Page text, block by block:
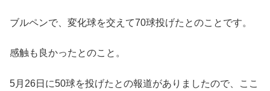
ブルペンで、変化球を交えて70球投げたとのことです。
感触も良かったとのこと。
5月26日に50球を投げたとの報道がありましたので、ここ